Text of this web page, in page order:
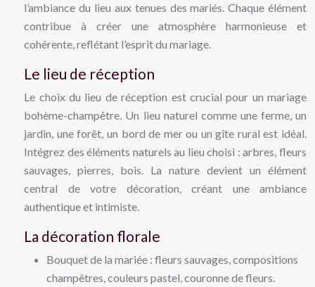
l’ambiance du lieu aux tenues des mariés. Chaque élément
contribue à créer une atmosphère harmonieuse et
cohérente, reflétant l’esprit du mariage.
Le lieu de réception
Le choix du lieu de réception est crucial pour un mariage
bohème-champêtre. Un lieu naturel comme une ferme, un
jardin, une forêt, un bord de mer ou un gîte rural est idéal.
Intégrez des éléments naturels au lieu choisi : arbres, fleurs
sauvages, pierres, bois. La nature devient un élément
central de votre décoration, créant une ambiance
authentique et intimiste.
La décoration florale
Bouquet de la mariée : fleurs sauvages, compositions
champêtres, couleurs pastel, couronne de fleurs.